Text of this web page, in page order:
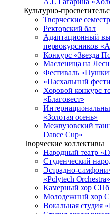
Культурно-
Творческие
Ректорский бал
Адаптационный
первокурсников
Конкурс «Звезда
Масленица на
Фестиваль
«Пасхальный
Хоровой конкурс
«Благовест»
«Золотая осень»
Межвузовский
Dance Cup»
Творческие коллективы
Народный театр
Студенческий
Эстрадно-
«Polytech Orchestra»
Камерный хор
Молодежный хор
Вокальная студия